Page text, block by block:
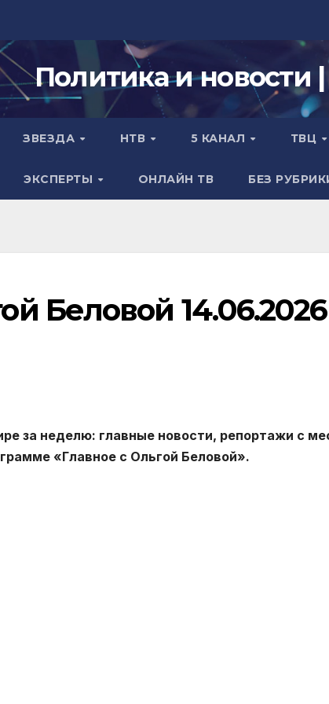
Политика и новости
ЗВЕЗДА НТВ 5 КАНАЛ ТВЦ
ЭКСПЕРТЫ ОНЛАЙН ТВ БЕЗ
Беловой 14.06.2026
за неделю: главные новости, репортажи с
«Главное с Ольгой Беловой».